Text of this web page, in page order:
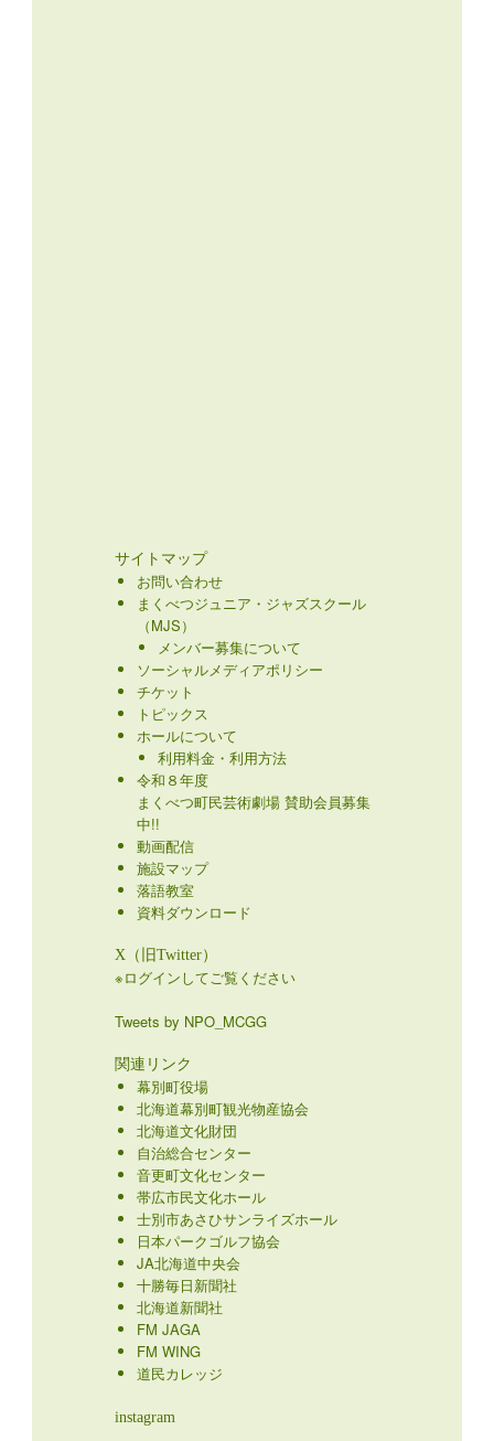
サイトマップ
お問い合わせ
まくべつジュニア・ジャズスクール
（MJS）
メンバー募集について
ソーシャルメディアポリシー
チケット
トピックス
ホールについて
利用料金・利用方法
令和８年度
まくべつ町民芸術劇場 賛助会員募集
中!!
動画配信
施設マップ
落語教室
資料ダウンロード
X（旧Twitter）
※ログインしてご覧ください
Tweets by NPO_MCGG
関連リンク
幕別町役場
北海道幕別町観光物産協会
北海道文化財団
自治総合センター
音更町文化センター
帯広市民文化ホール
士別市あさひサンライズホール
日本パークゴルフ協会
JA北海道中央会
十勝毎日新聞社
北海道新聞社
FM JAGA
FM WING
道民カレッジ
instagram